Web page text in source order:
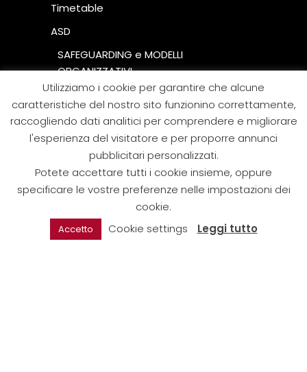
Timetable
ASD
SAFEGUARDING e MODELLI
ORGANIZZATIVI
Statuto
Scarico di responsabilità
LOCATIONS
Via Galvani 21, 48123
Ravenna (RA)
Utilizziamo i cookie per garantire che alcune
caratteristiche del nostro sito funzionino correttamente,
raccogliendo dati analitici per comprendere e migliorare
l'esperienza del visitatore e per proporre annunci
pubblicitari personalizzati.
Potete accettare tutti i cookie insieme, oppure
specificare le vostre preferenze nelle impostazioni dei
cookie.
Accetto Cookie settings Leggi tutto